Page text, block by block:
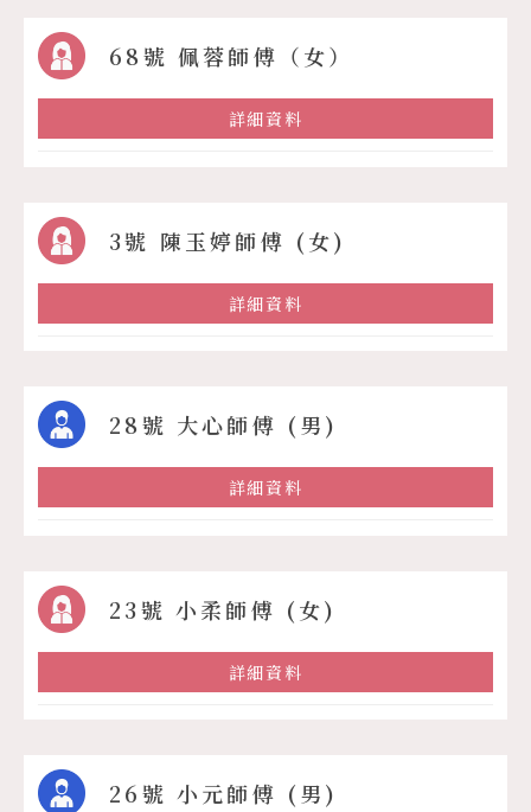
68號 佩蓉師傅（女）
詳細資料
3號 陳玉婷師傅 (女)
詳細資料
28號 大心師傅 (男)
詳細資料
23號 小柔師傅 (女)
詳細資料
26號 小元師傅 (男)